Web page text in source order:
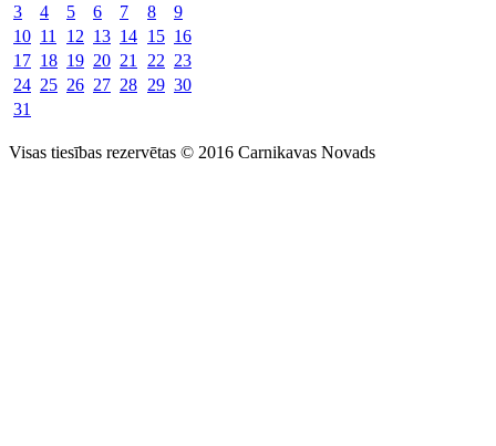
3
4 5 6 7 8
9
10 11 12 13 14 15 16
17 18 19 20 21 22 23
24 25 26 27 28 29 30
31
Visas tiesības rezervētas © 2016 Carnikavas Novads